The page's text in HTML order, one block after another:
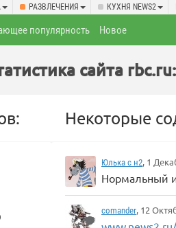
РАЗВЛЕЧЕНИЯ КУХНЯ NEWS2
популярность Новое
сайта rbc.ru:
Некоторые
Юлька с н2, 1
Нормальный
comander, 12